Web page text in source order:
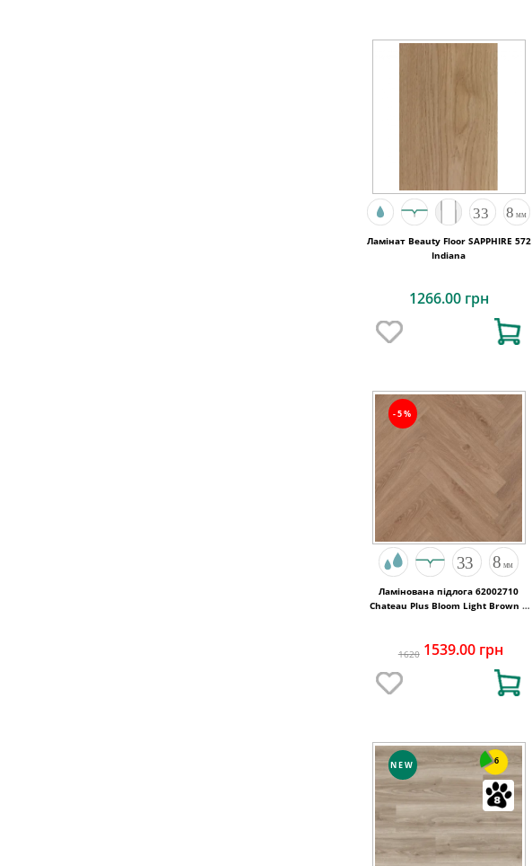
Ламінат Beauty Floor SAPPHIRE 572
Indiana
1266.00 грн
-5%
Ламінована підлога 62002710
Chateau Plus Bloom Light Brown A
1620 1539.00 грн
NEW 6